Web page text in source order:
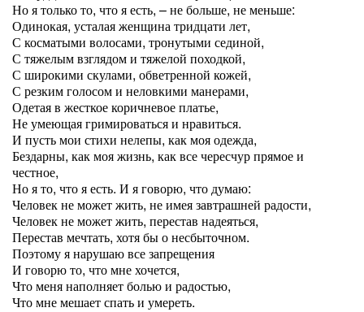
Но я только то, что я есть, – не больше, не меньше:
Одинокая, усталая женщина тридцати лет,
С косматыми волосами, тронутыми сединой,
С тяжелым взглядом и тяжелой походкой,
С широкими скулами, обветренной кожей,
С резким голосом и неловкими манерами,
Одетая в жесткое коричневое платье,
Не умеющая гримироваться и нравиться.
И пусть мои стихи нелепы, как моя одежда,
Бездарны, как моя жизнь, как все чересчур прямое и
честное,
Но я то, что я есть. И я говорю, что думаю:
Человек не может жить, не имея завтрашней радости,
Человек не может жить, перестав надеяться,
Перестав мечтать, хотя бы о несбыточном.
Поэтому я нарушаю все запрещения
И говорю то, что мне хочется,
Что меня наполняет болью и радостью,
Что мне мешает спать и умереть.